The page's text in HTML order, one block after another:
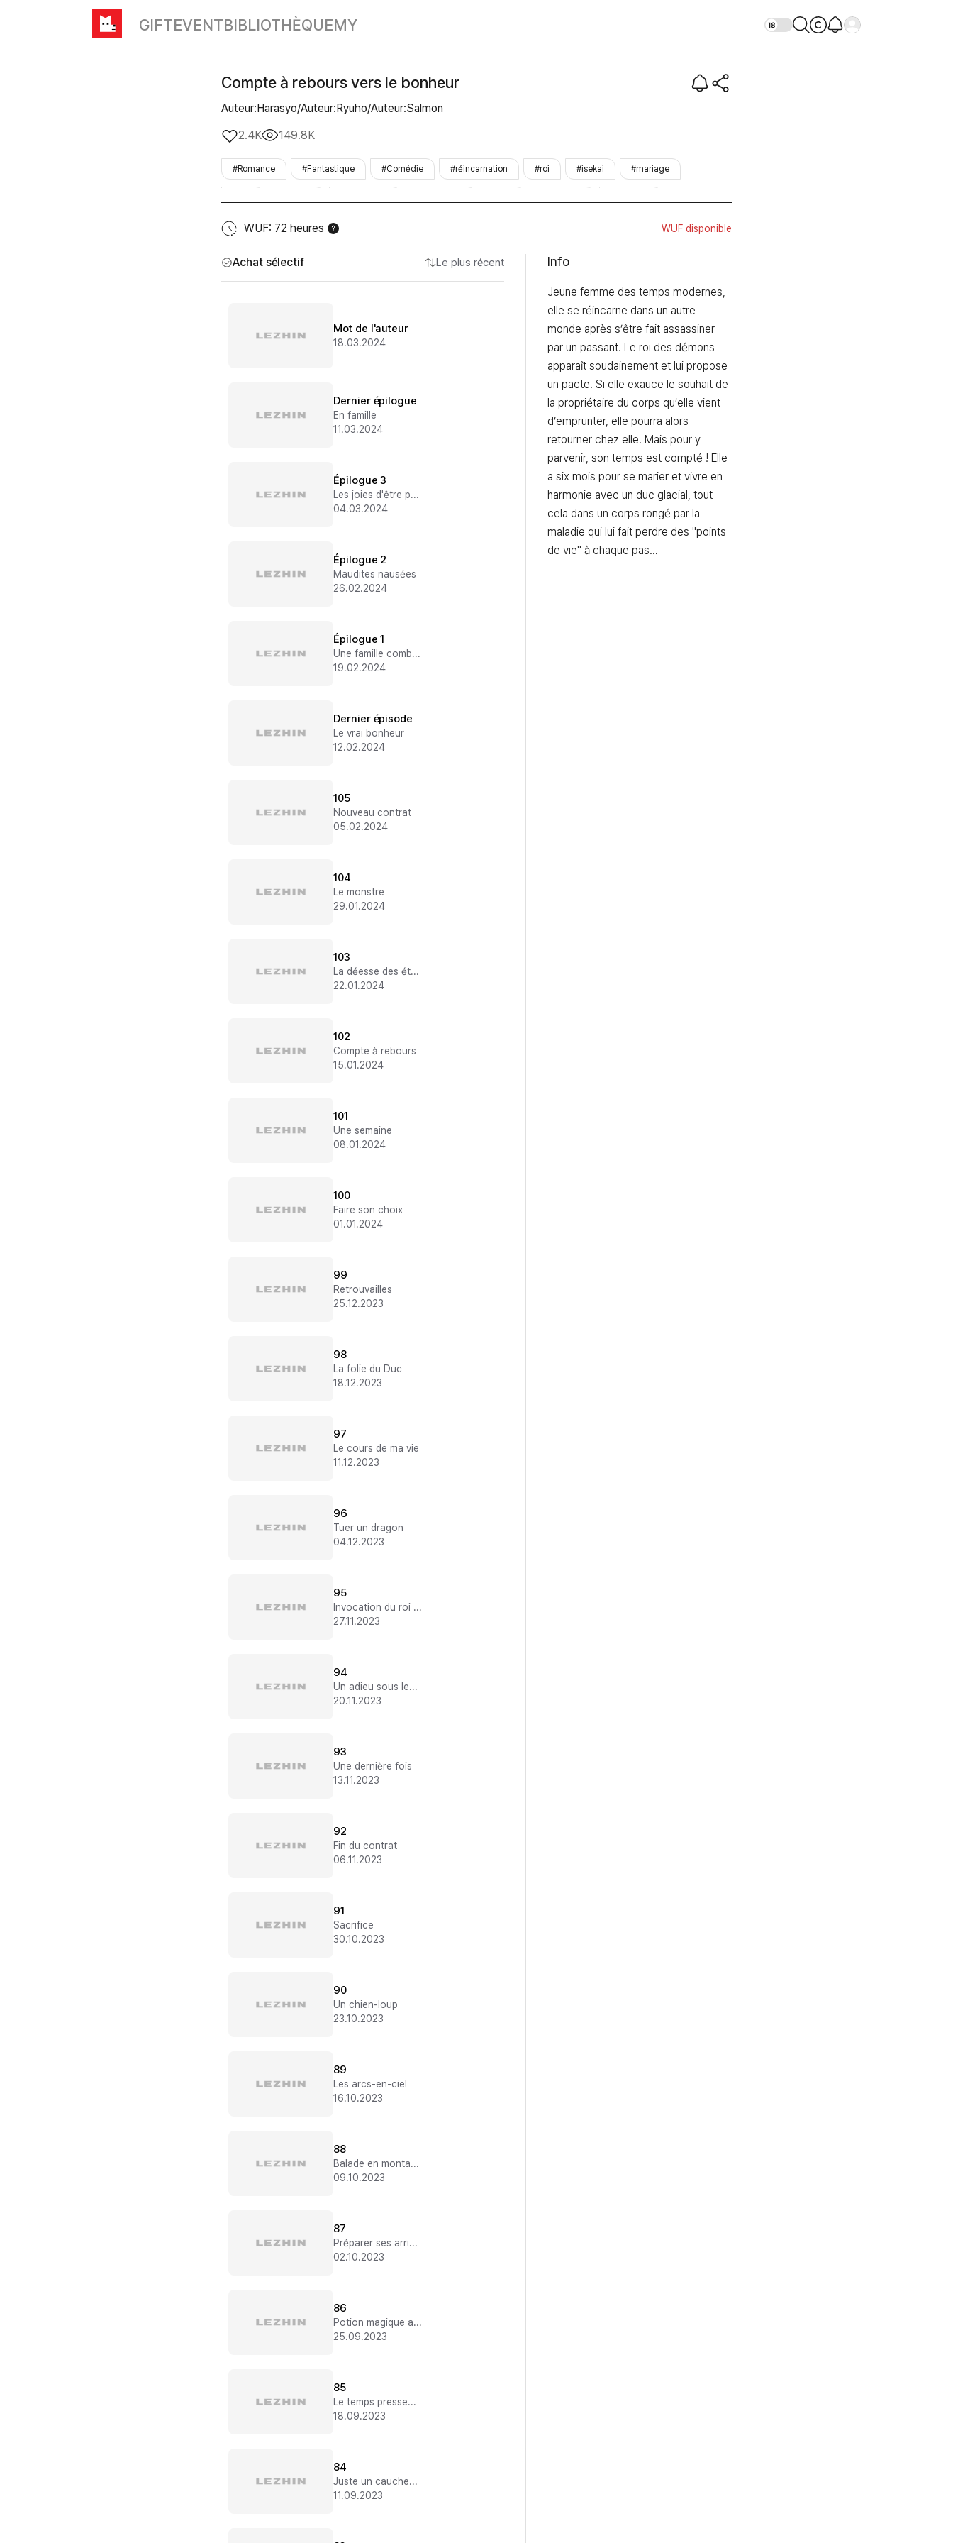
Compte à rebours vers le bonheur
GIFTEVENTBIBLIOTHÈQUEMY
Compte à rebours vers le bonheur
Auteur:Harasyo/Auteur:Ryuho/Auteur:Salmon
2.4K
149.8K
#Romance #Fantastique #Comédie #réincarnation #roi #isekai #mariage
#20coins #petitprix
WUF: 72 heures WUF disponible
Achat sélectif Le plus récent
Mot de l'auteur
18.03.2024
Dernier épilogue
En famille
11.03.2024
Épilogue 3
Les joies d'être parents
04.03.2024
Épilogue 2
Maudites nausées
26.02.2024
Épilogue 1
Une famille comblée
19.02.2024
Dernier épisode
Le vrai bonheur
12.02.2024
105
Nouveau contrat
05.02.2024
104
Le monstre
29.01.2024
103
La déesse des étoiles
22.01.2024
102
Compte à rebours
15.01.2024
101
Une semaine
08.01.2024
100
Faire son choix
01.01.2024
99
Retrouvailles
25.12.2023
98
La folie du Duc
18.12.2023
97
Le cours de ma vie
11.12.2023
96
Tuer un dragon
04.12.2023
95
Invocation du roi des démons
27.11.2023
94
Un adieu sous les étoiles
20.11.2023
93
Une dernière fois
13.11.2023
92
Fin du contrat
06.11.2023
91
Sacrifice
30.10.2023
90
Un chien-loup
23.10.2023
89
Les arcs-en-ciel
16.10.2023
88
Balade en montagne
09.10.2023
87
Préparer ses arrières
02.10.2023
86
Potion magique activée
25.09.2023
85
Le temps presse...
18.09.2023
84
Juste un cauchemar ?
11.09.2023
Info
Jeune femme des temps modernes,
elle se réincarne dans un autre
monde après s’être fait assassiner
par un passant. Le roi des démons
apparaît soudainement et lui propose
un pacte. Si elle exauce le souhait de
la propriétaire du corps qu’elle vient
d’emprunter, elle pourra alors
retourner chez elle. Mais pour y
parvenir, son temps est compté ! Elle
a six mois pour se marier et vivre en
harmonie avec un duc glacial, tout
cela dans un corps rongé par la
maladie qui lui fait perdre des "points
de vie" à chaque pas…